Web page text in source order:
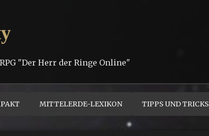
"Der Herr der Ringe Online"
MITTELERDE-LEXIKON TIPPS UND TRICKS